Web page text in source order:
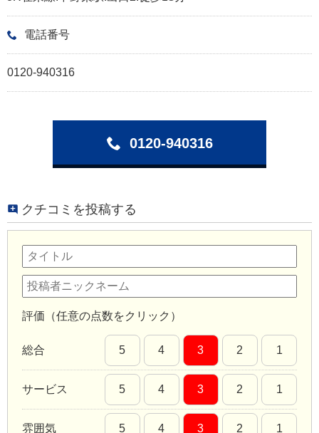
電話番号
0120-940316
0120-940316
クチコミを投稿する
評価（任意の点数をクリック）
総合 5 4 3 2 1
サービス 5 4 3 2 1
雰囲気 5 4 3 2 1